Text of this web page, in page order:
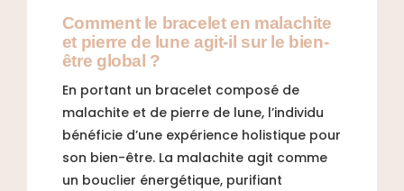
Comment le bracelet en malachite
et pierre de lune agit-il sur le bien-
être global ?
En portant un bracelet composé de
malachite et de pierre de lune, l’individu
bénéficie d’une expérience holistique pour
son bien-être. La malachite agit comme
un bouclier énergétique, purifiant